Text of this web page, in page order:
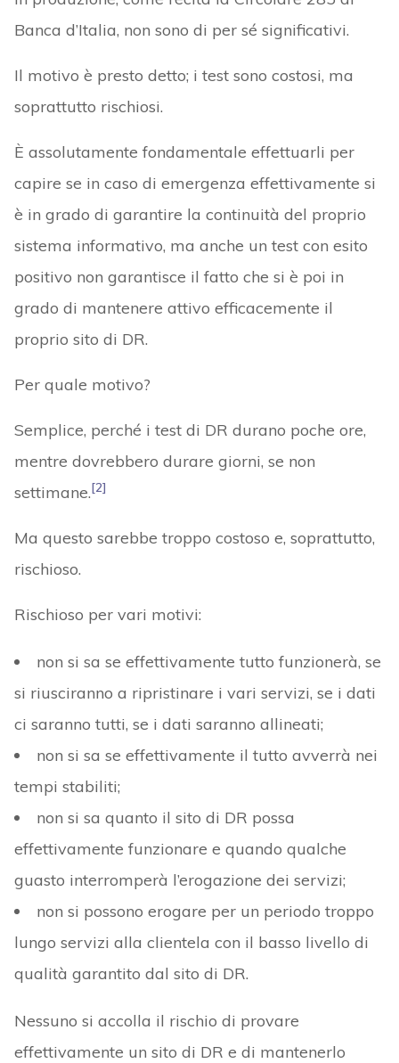
Banca d’Italia, non sono di per sé significativi.
Il motivo è presto detto; i test sono costosi, ma
soprattutto rischiosi.
È assolutamente fondamentale effettuarli per
capire se in caso di emergenza effettivamente si
è in grado di garantire la continuità del proprio
sistema informativo, ma anche un test con esito
positivo non garantisce il fatto che si è poi in
grado di mantenere attivo efficacemente il
proprio sito di DR.
Per quale motivo?
Semplice, perché i test di DR durano poche ore,
mentre dovrebbero durare giorni, se non
settimane.[2]
Ma questo sarebbe troppo costoso e, soprattutto,
rischioso.
Rischioso per vari motivi:
non si sa se effettivamente tutto funzionerà, se
si riusciranno a ripristinare i vari servizi, se i dati
ci saranno tutti, se i dati saranno allineati;
non si sa se effettivamente il tutto avverrà nei
tempi stabiliti;
non si sa quanto il sito di DR possa
effettivamente funzionare e quando qualche
guasto interromperà l’erogazione dei servizi;
non si possono erogare per un periodo troppo
lungo servizi alla clientela con il basso livello di
qualità garantito dal sito di DR.
Nessuno si accolla il rischio di provare
effettivamente un sito di DR e di mantenerlo